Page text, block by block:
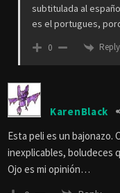
subtitulada al
es el portugues,
0 Reply
KarenBlack
Esta peli es un bajonazo.
inexplicables, boludeces
Ojo es mi opinión…